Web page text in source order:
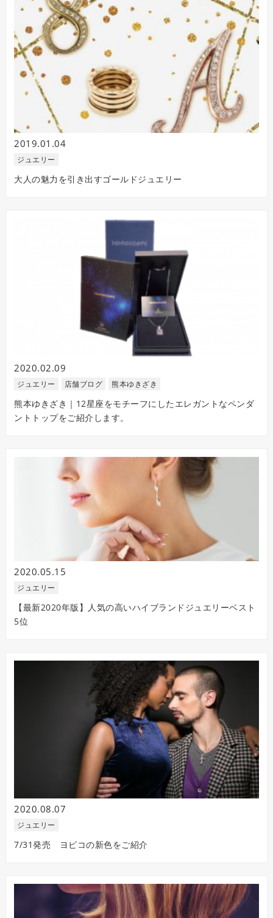
2019.01.04
ジュエリー
大人の魅力を引き出すゴールドジュエリー
2020.02.09
ジュエリー 店舗ブログ 熊本ゆきざき
熊本ゆきざき｜12星座をモチーフにしたエレガントなペンダ
ントトップをご紹介します。
2020.05.15
ジュエリー
【最新2020年版】人気の高いハイブランドジュエリーベスト
5位
2020.08.07
ジュエリー
7/31発売 ヨビコの新色をご紹介